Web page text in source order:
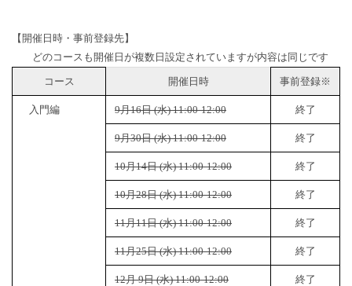
【開催日時・事前登録先】
どのコースも開催日が複数日設定されていますが内容は同じです
コース 開催日時 事前登録※
入門編 9月16日 (水) 11:00-12:00 終了
9月30日 (水) 11:00-12:00 終了
10月14日 (水) 11:00-12:00 終了
10月28日 (水) 11:00-12:00 終了
11月11日 (水) 11:00-12:00 終了
11月25日 (水) 11:00-12:00 終了
12月 9日 (水) 11:00-12:00 終了